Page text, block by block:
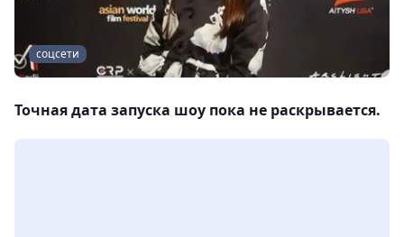
соцсети
Точная дата запуска шоу пока не раскрывается.